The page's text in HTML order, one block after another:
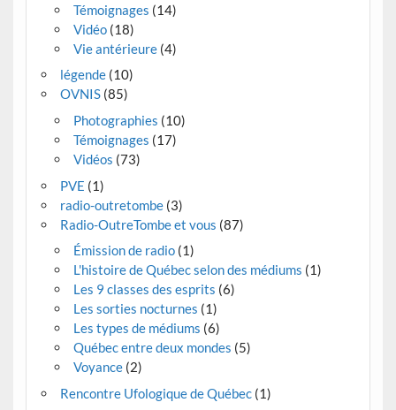
Témoignages (14)
Vidéo(18)
Vie antérieure(4)
légende(10)
OVNIS(85)
Photographies (10)
Témoignages (17)
Vidéos (73)
PVE (1)
radio-outretombe(3)
Radio-OutreTombe et vous (87)
Émission de radio(1)
L'histoire de Québec selon des médiums (1)
Les 9 classes des esprits (6)
Les sorties nocturnes (1)
Les types de médiums (6)
Québec entre deux mondes (5)
Voyance(2)
Rencontre Ufologique de Québec(1)